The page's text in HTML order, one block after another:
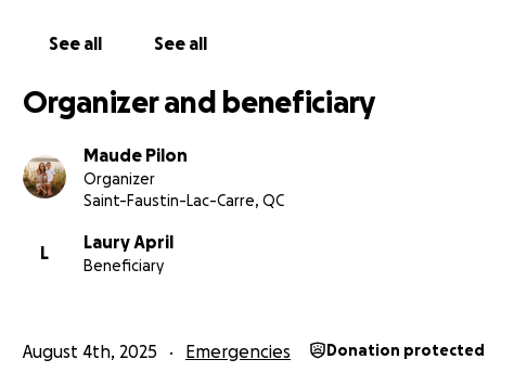
See all See all
Organizer and beneficiary
Maude Pilon
Organizer
Saint-Faustin-Lac-Carre, QC
L
Laury April
Beneficiary
August 4th, 2025 Emergencies Donation protected